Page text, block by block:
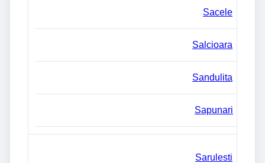
Sacele
Salcioara
Sandulita
Sapunari
Sarulesti